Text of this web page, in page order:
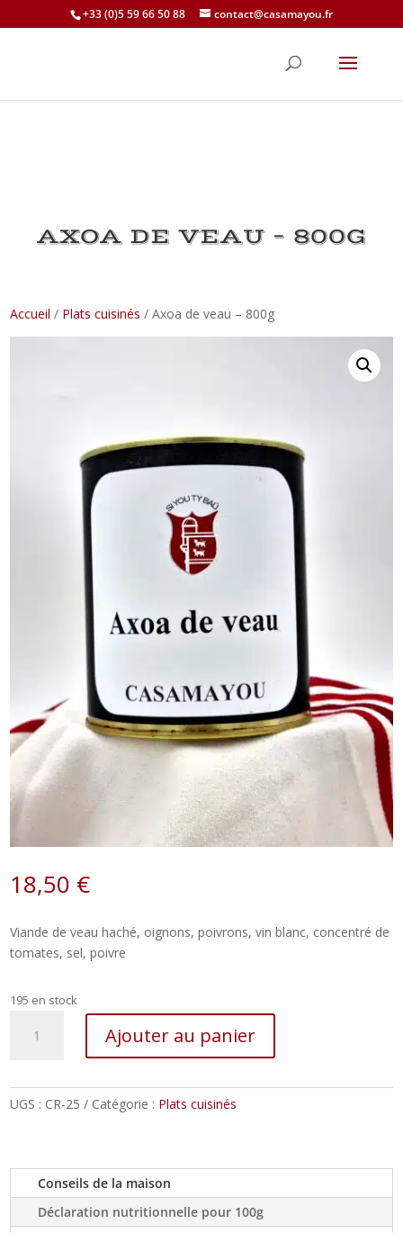
+33 (0)5 59 66 50 88 contact@casamayou.fr
AXOA DE VEAU – 800G
Accueil / Plats cuisinés / Axoa de veau – 800g
18,50 €
Viande de veau haché, oignons, poivrons, vin blanc, concentré de
tomates, sel, poivre
195 en stock
veau
Ajouter au panier
UGS : CR-25 Catégorie : Plats cuisinés
Conseils de la maison
Déclaration nutritionnelle pour 100g